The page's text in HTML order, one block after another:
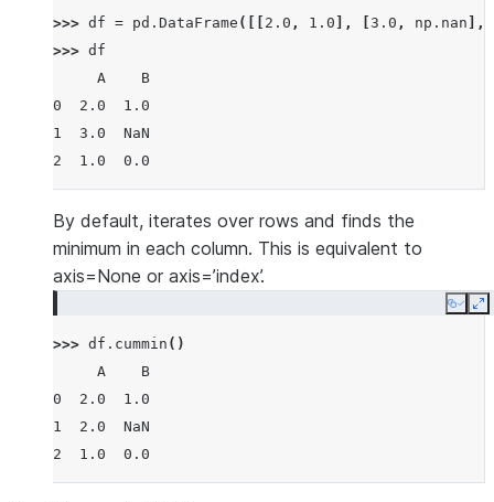
>>> df = pd . DataFrame ([[ 2.0 , 1.0 ], 3.0 , np . nan ],
>>> df
     A    B
0  2.0  1.0
1  3.0  NaN
2  1.0  0.0
By default, iterates over rows and finds the
minimum in each column. This is equivalent to
axis=None or axis=’index’.
Copy
>>> df . cummin ()
     A    B
0  2.0  1.0
1  2.0  NaN
2  1.0  0.0